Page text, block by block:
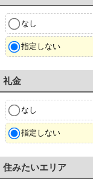
なし
指定しない
礼金
なし
指定しない
住みたいエリア